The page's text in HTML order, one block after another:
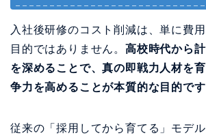
入社後研修のコスト削減は、単に費
目的ではありません。 高校時代から
を深めることで、真の即戦力人材を
争力を高めることが本質的な目的です
従来の「採用してから育てる」モデ